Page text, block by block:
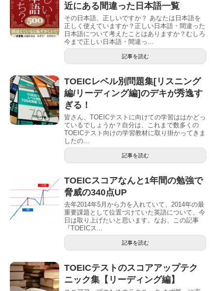
近にある間違った日本語一覧
その日本語、正しいですか？ あなたは日本語を
正しく使えていますか？正しい日本語・間違った
日本語について考えたことはありますか？むしろ
今まで正しい日本語・間違っ...
記事を読む
TOEICレベル別問題集[リスニング
編/リーディング編]のデキが秀逸す
ぎる！
皆さん、TOEICテストに向けての学習ははかどっ
ているでしょうか？自分は、これまで数多くの
TOEICテスト向けの学習教材に取り掛かってきま
したの...
記事を読む
TOEICスコアなんと1年間の勉強で
脅威の340点UP
去年2014年5月から力を入れていて、2014年の最
重要課題として位置づけていた英語について、今
日は取り上げたいと思います。なお、この記事
『TOEICス...
記事を読む
TOEICテストのスコアアップテク
ニック集【リーディング編】